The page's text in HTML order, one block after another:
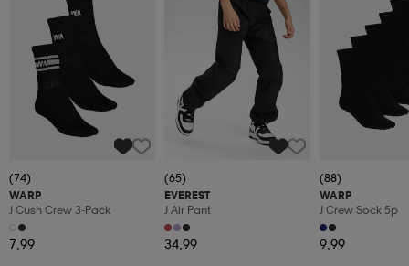
(74)
WARP
J Cush Crew 3-Pack
7,99
(65)
EVEREST
J Alr Pant
34,99
(88)
WARP
J Crew Sock 5p
9,99